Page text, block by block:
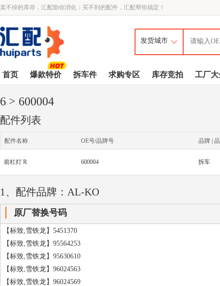
卖不掉的库存，汇配助你消化；买不到的配件，汇配帮你搞定！
首页 爆款特价 拆车件 求购专区 库存竞拍 工厂大
6 > 600004
配件列表
配件名称 OE号/品牌号 品牌 |
前杠灯 R 600004 拆车
1、配件品牌：AL-KO
原厂替换号码
【标致,雪铁龙】5451370
【标致,雪铁龙】95564253
【标致,雪铁龙】95630610
【标致,雪铁龙】96024563
【标致,雪铁龙】96024569